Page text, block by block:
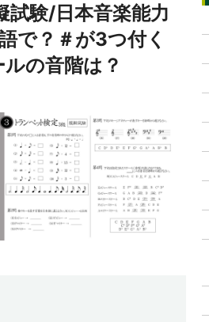
試験/日本音楽能力
で？＃が3つ付く
の音階は？